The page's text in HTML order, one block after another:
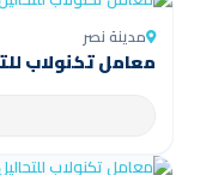
مدينة نصر
معامل تكنولاب